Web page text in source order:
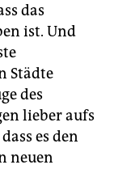
das
ist. Und
Städte
des
lieber aufs
es den
neuen